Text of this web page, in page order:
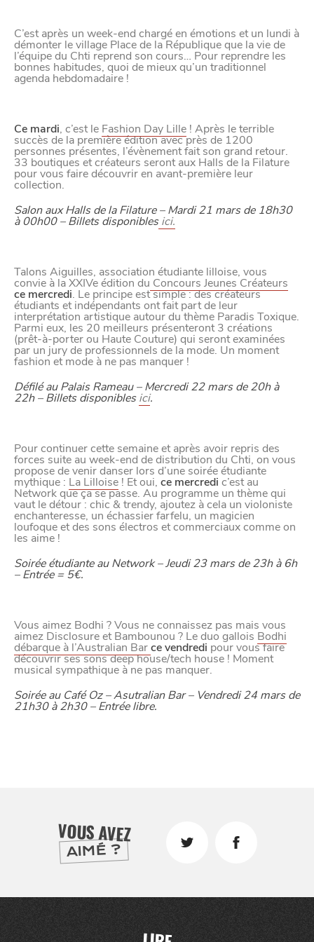
C’est après un week-end chargé en émotions et un lundi à
démonter le village Place de la République que la vie de
l’équipe du Chti reprend son cours… Pour reprendre les
bonnes habitudes, quoi de mieux qu’un traditionnel
agenda hebdomadaire !
Ce mardi, c’est le Fashion Day Lille ! Après le terrible
succès de la première édition avec près de 1200
personnes présentes, l’évènement fait son grand retour.
33 boutiques et créateurs seront aux Halls de la Filature
pour vous faire découvrir en avant-première leur
collection.
Salon aux Halls de la Filature – Mardi 21 mars de 18h30
à 00h00 – Billets disponiblesici.
Talons Aiguilles, association étudiante lilloise, vous
convie à la XXIVe édition du Concours Jeunes Créateurs
ce mercredi. Le principe est simple : des créateurs
étudiants et indépendants ont fait part de leur
interprétation artistique autour du thème Paradis Toxique.
Parmi eux, les 20 meilleurs présenteront 3 créations
(prêt-à-porter ou Haute Couture) qui seront examinées
par un jury de professionnels de la mode. Un moment
fashion et mode à ne pas manquer !
Défilé au Palais Rameau – Mercredi 22 mars de 20h à
22h – Billets disponiblesici.
Pour continuer cette semaine et après avoir repris des
forces suite au week-end de distribution du Chti, on vous
propose de venir danser lors d’une soirée étudiante
mythique : La Lilloise ! Et oui, ce mercredi c’est au
Network que ça se passe. Au programme un thème qui
vaut le détour : chic & trendy, ajoutez à cela un violoniste
enchanteresse, un échassier farfelu, un magicien
loufoque et des sons électros et commerciaux comme on
les aime !
Soirée étudiante au Network – Jeudi 23 mars de 23h à 6h
– Entrée = 5€.
Vous aimez Bodhi ? Vous ne connaissez pas mais vous
aimez Disclosure et Bambounou ? Le duo gallois Bodhi
débarque à l’Australian Barce vendredi pour vous faire
découvrir ses sons deep house/tech house ! Moment
musical sympathique à ne pas manquer.
Soirée au Café Oz – Asutralian Bar – Vendredi 24 mars de
21h30 à 2h30 – Entrée libre.
VOUS AVEZ
AIMÉ ?
VIVRE
dans
le NORD
Paramètres de
confidentialité
des cookies pour améliorer le site aux besoins des
visiteurs, notamment selon la fréquentation.
Nos politique de confidentialité